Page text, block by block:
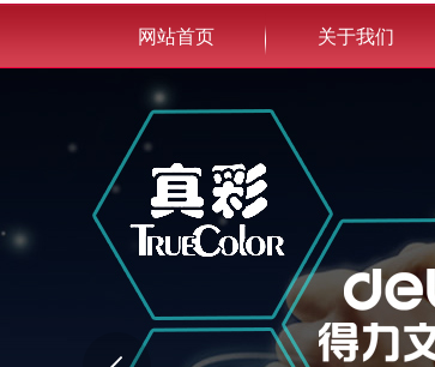
网站首页 关于我们